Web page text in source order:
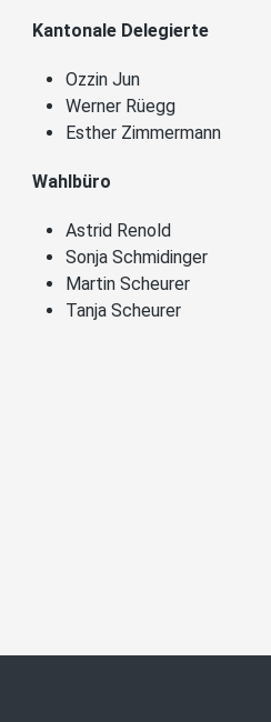
Kantonale Delegierte
Ozzin Jun
Werner Rüegg
Esther Zimmermann
Wahlbüro
Astrid Renold
Sonja Schmidinger
Martin Scheurer
Tanja Scheurer